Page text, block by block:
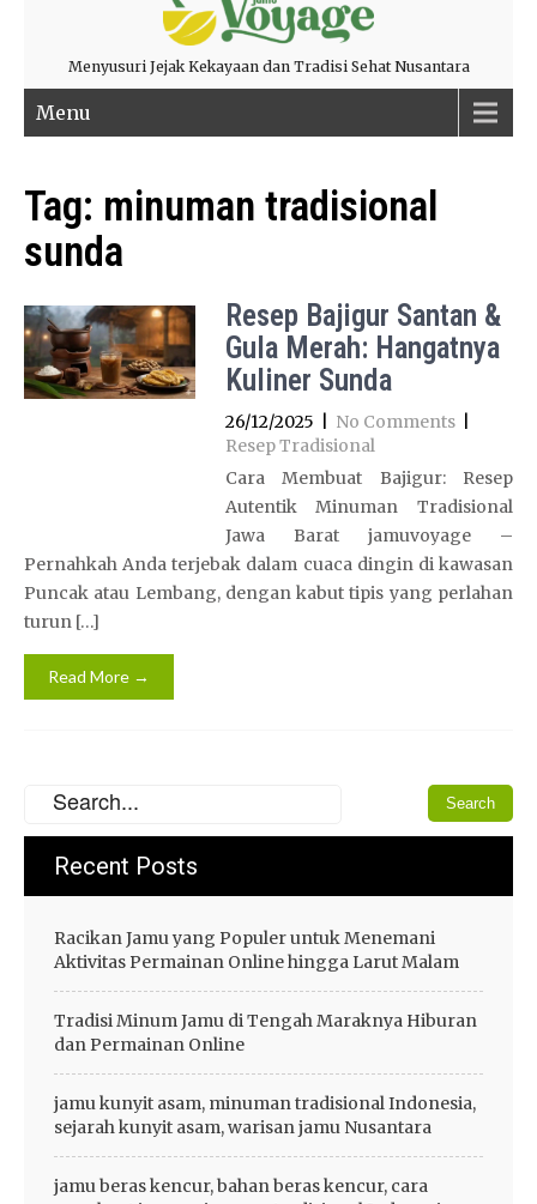
Menyusuri Jejak Kekayaan dan Tradisi Sehat Nusantara
Menu
Tag: minuman tradisional
sunda
Resep Bajigur Santan &
Gula Merah: Hangatnya
Kuliner Sunda
26/12/2025 No Comments
Resep Tradisional
Cara Membuat Bajigur: Resep
Autentik Minuman Tradisional
Jawa Barat jamuvoyage –
Pernahkah Anda terjebak dalam cuaca dingin di kawasan
Puncak atau Lembang, dengan kabut tipis yang perlahan
turun […]
Read More →
Recent Posts
Racikan Jamu yang Populer untuk Menemani
Aktivitas Permainan Online hingga Larut Malam
Tradisi Minum Jamu di Tengah Maraknya Hiburan
dan Permainan Online
jamu kunyit asam, minuman tradisional Indonesia,
sejarah kunyit asam, warisan jamu Nusantara
jamu beras kencur, bahan beras kencur, cara